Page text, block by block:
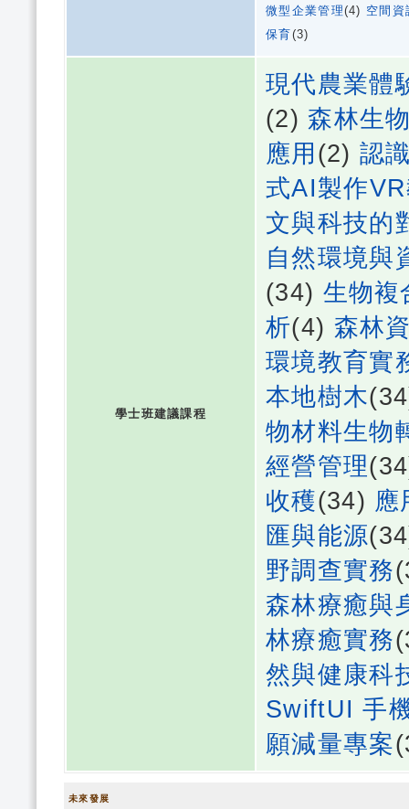
微型企業管理(4) 空間資
保育(3)
學士班建議課程
現代農業體
(2)森林生
應用 (2) 認
式AI製作
文與科技的
自然環境與
(34) 生物複
析(4) 森林
環境教育實
本地樹木
物材料生物
經營管理
收穫(34) 應
匯與能源
野調查實務
森林療癒與
林療癒實務
然與健康科
SwiftUI 手
願減量專案
未來發展